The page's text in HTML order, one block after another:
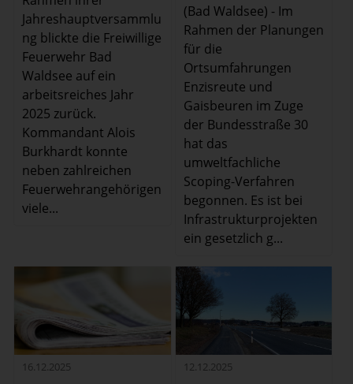
Jahreshauptversammlu
ng blickte die Freiwillige
Feuerwehr Bad
Waldsee auf ein
arbeitsreiches Jahr
2025 zurück.
Kommandant Alois
Burkhardt konnte
neben zahlreichen
Feuerwehrangehörigen
viele...
(Bad Waldsee) - Im
Rahmen der Planungen
für die
Ortsumfahrungen
Enzisreute und
Gaisbeuren im Zuge
der Bundesstraße 30
hat das
umweltfachliche
Scoping-Verfahren
begonnen. Es ist bei
Infrastrukturprojekten
ein gesetzlich g...
16.12.2025 12.12.2025